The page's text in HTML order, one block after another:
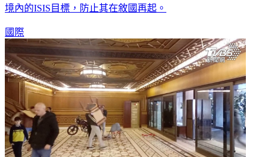
境內的ISIS目標，防止其在敘國再起。
國際